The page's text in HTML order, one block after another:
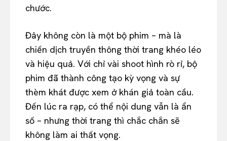
chước.
Đây không còn là một bộ phim – mà là
chiến dịch truyền thông thời trang khéo léo
và hiệu quả. Với chỉ vài shoot hình rò rỉ, bộ
phim đã thành công tạo kỳ vọng và sự
thèm khát được xem ở khán giả toàn cầu.
Đến lúc ra rạp, có thể nội dung vẫn là ẩn
số – nhưng thời trang thì chắc chắn sẽ
không làm ai thất vọng.